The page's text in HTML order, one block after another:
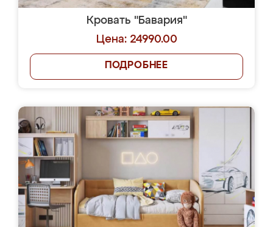
Кровать "Бавария"
Цена: 24990.00
ПОДРОБНЕЕ